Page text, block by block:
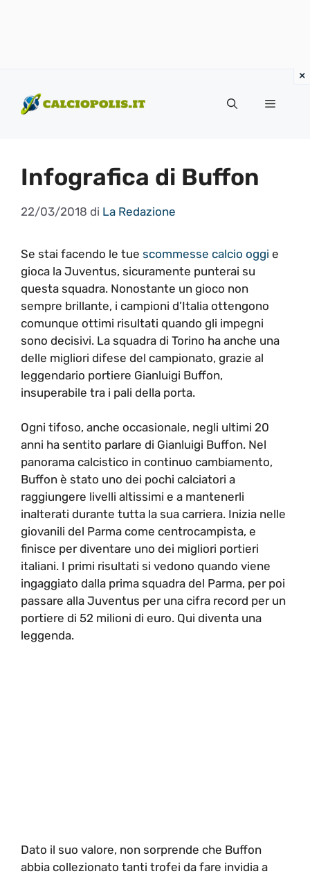
contenuto
Menu
Infografica di Buffon
22/03/2018 di La Redazione
Se stai facendo le tue scommesse calcio oggi e
gioca la Juventus, sicuramente punterai su
questa squadra. Nonostante un gioco non
sempre brillante, i campioni d’Italia ottengono
comunque ottimi risultati quando gli impegni
sono decisivi. La squadra di Torino ha anche una
delle migliori difese del campionato, grazie al
leggendario portiere Gianluigi Buffon,
insuperabile tra i pali della porta.
Ogni tifoso, anche occasionale, negli ultimi 20
anni ha sentito parlare di Gianluigi Buffon. Nel
panorama calcistico in continuo cambiamento,
Buffon è stato uno dei pochi calciatori a
raggiungere livelli altissimi e a mantenerli
inalterati durante tutta la sua carriera. Inizia nelle
giovanili del Parma come centrocampista, e
finisce per diventare uno dei migliori portieri
italiani. I primi risultati si vedono quando viene
ingaggiato dalla prima squadra del Parma, per poi
passare alla Juventus per una cifra record per un
portiere di 52 milioni di euro. Qui diventa una
leggenda.
Dato il suo valore, non sorprende che Buffon
abbia collezionato tanti trofei da fare invidia a